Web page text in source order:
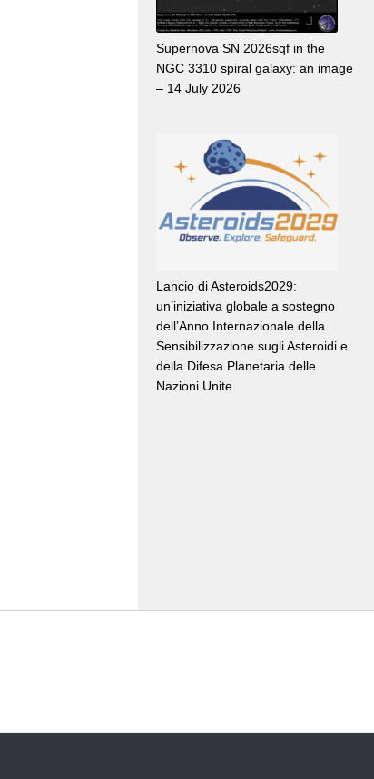
Supernova SN 2026sqf in the
NGC 3310 spiral galaxy: an image
– 14 July 2026
Lancio di Asteroids2029:
un’iniziativa globale a sostegno
dell’Anno Internazionale della
Sensibilizzazione sugli Asteroidi e
della Difesa Planetaria delle
Nazioni Unite.